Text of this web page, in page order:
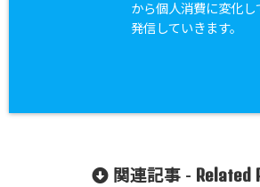
から個人消費に変化し
発信していきます。
関連記事 - Related